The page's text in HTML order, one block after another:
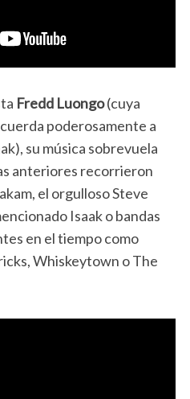
Fredd Luongo(cuya
poderosamente a
su música sobrevuela
anteriores recorrieron
el orgulloso Steve
Isaak o bandas
en el tiempo como
Whiskeytown o The